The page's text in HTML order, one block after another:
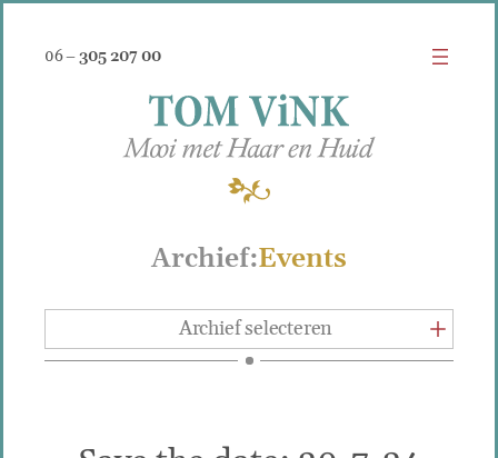
06 –305 207 00
Archief:Events
Archief selecteren